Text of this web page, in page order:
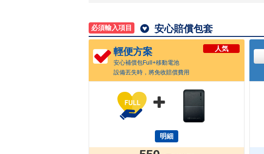
必須輸入項目  安心賠償包套
輕便方案
安心補償包Full+移動電池
設備丟失時，將免收賠償費用
人気

明細